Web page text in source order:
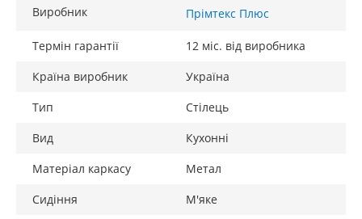
Виробник Прімтекс Плюс
Термін гарантії
12 міс. від виробника
Країна виробник
Україна
Тип
Стілець
Вид
Кухонні
Матеріал каркасу
Метал
Сидіння
М'яке